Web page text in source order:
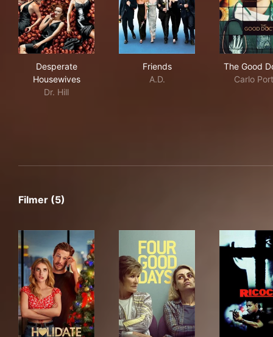
Desperate
Housewives
Dr. Hill
Friends
A.D.
The Good
Carlo
Filmer (5)